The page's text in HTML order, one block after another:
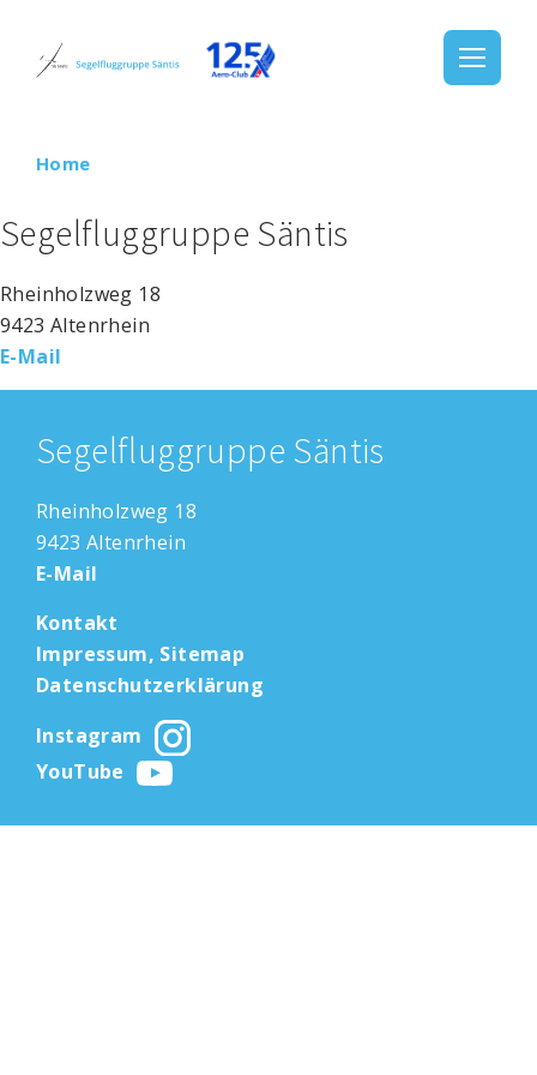
Home
Segelfluggruppe Säntis
Rheinholzweg 18
9423 Altenrhein
E-Mail
Segelfluggruppe Säntis
Rheinholzweg 18
9423 Altenrhein
E-Mail
Kontakt
Impressum, Sitemap
Datenschutzerklärung
Instagram
YouTube